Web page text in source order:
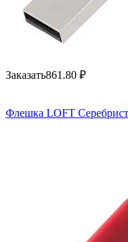
Заказать861.80 ₽
Флешка LOFT